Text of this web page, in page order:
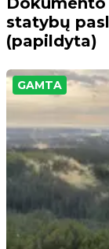
statybų
(papildyta)
GAMTA